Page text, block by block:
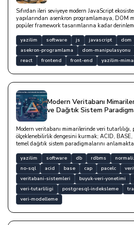
Sıfırdan ileri seviyeye modern JavaScript
yapılarından asenkron programlamaya, DOM
popüler framework tasarımlarına kadar
yazilim software js javascript dom
asekron-programlama
dom-manipulasyonu
react
frontend front-end yazilim-
Modern Veritabanı
ve Dağıtık Sistem
Modern veritabanı mimarilerinde veri tutarlılığı,
ölçeklenebilirlik dengesini kurmak; ACID, BASE,
temel dağıtık sistem paradigmalarını
süreçlerini, normalizasyon formlarını ve kod
stratejilerini ele almaktadır.
yazilim software db rdbms
no-sql
acid base cap pacelc
veritabani-sistemleri
buyuk-veri-yonetimi
veri-tutarliligi
postgresql-indeksleme
veri-modelleme